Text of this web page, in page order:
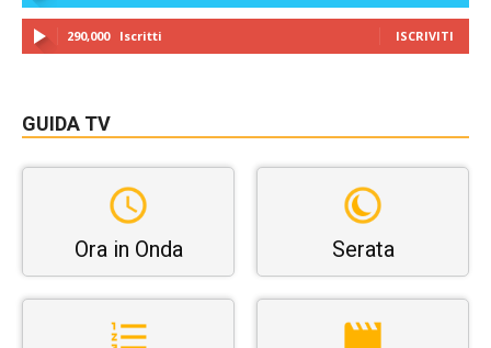
290,000 Iscritti ISCRIVITI
GUIDA TV
Ora in Onda Serata